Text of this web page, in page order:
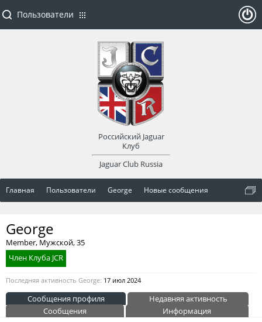
Главная Пользователи George Новые сообщения
George
Member, Мужской, 35
Член Клуба JCR
Последняя активность George: 17 июл 2024
Сообщения профиля
Недавняя активность
Сообщения
Информация
Пользователи
Российский Jaguar
Клуб
Jaguar Club Russia
оват